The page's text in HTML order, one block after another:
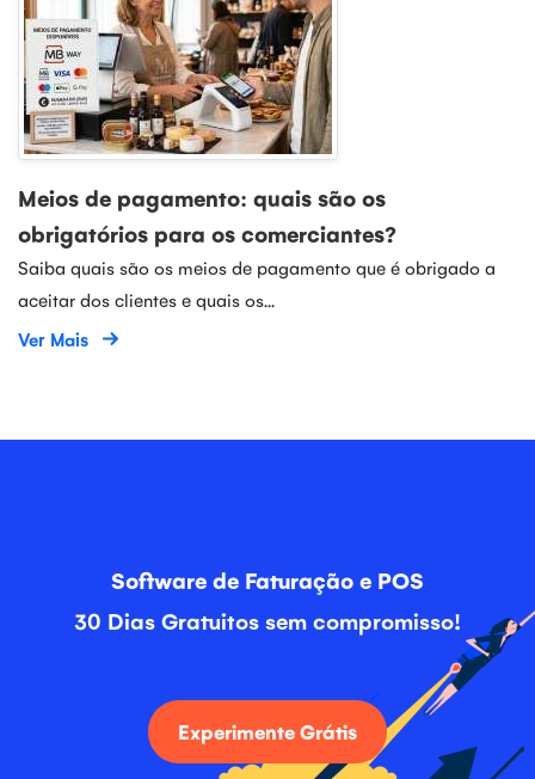
Meios de pagamento: quais são os
obrigatórios para os comerciantes?
Saiba quais são os meios de pagamento que é obrigado a
aceitar dos clientes e quais os...
Ver Mais
Software de Faturação e POS
30 Dias Gratuitos sem compromisso!
Experimente Grátis